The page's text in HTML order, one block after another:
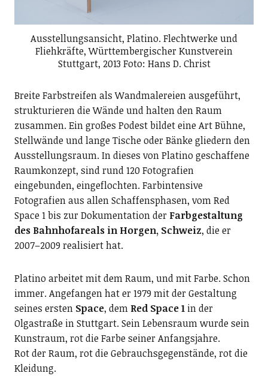
Ausstellungsansicht, Platino. Flechtwerke und
Fliehkräfte, Württembergischer Kunstverein
Stuttgart, 2013 Foto: Hans D. Christ
Breite Farbstreifen als Wandmalereien ausgeführt,
strukturieren die Wände und halten den Raum
zusammen. Ein großes Podest bildet eine Art Bühne,
Stellwände und lange Tische oder Bänke gliedern den
Ausstellungsraum. In dieses von Platino geschaffene
Raumkonzept, sind rund 120 Fotografien
eingebunden, eingeflochten. Farbintensive
Fotografien aus allen Schaffensphasen, vom Red
Space 1 bis zur Dokumentation der Farbgestaltung
des Bahnhofareals in Horgen, Schweiz, die er
2007–2009 realisiert hat.
Platino arbeitet mit dem Raum, und mit Farbe. Schon
immer. Angefangen hat er 1979 mit der Gestaltung
seines ersten Space, dem Red Space 1 in der
Olgastraße in Stuttgart. Sein Lebensraum wurde sein
Kunstraum, rot die Farbe seiner Anfangsjahre.
Rot der Raum, rot die Gebrauchsgegenstände, rot die
Kleidung.